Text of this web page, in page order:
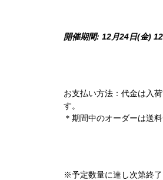
開催期間: 12月24日(金)
お支払い方法：代金は入
す。
＊期間中のオーダーは送
※予定数量に達し次第終了